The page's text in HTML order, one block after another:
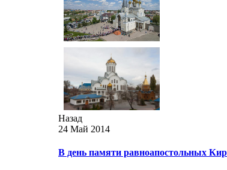
Назад
24 Май 2014
В день памяти равноапостольных